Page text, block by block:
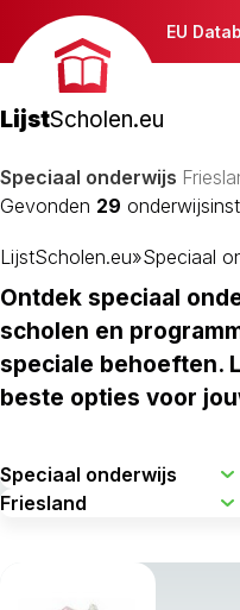
EU
LijstScholen.eu
Speciaal onderwijs
Gevonden 29
LijstScholen.eu»Speciaal
Ontdek speciaal
scholen en
speciale behoeften.
beste opties voor